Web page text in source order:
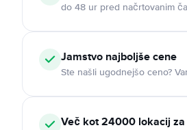
do 48 ur pred načrtovanim
Jamstvo najboljše cene
Ste našli ugodnejšo ceno?
Več kot 24000 lokacij